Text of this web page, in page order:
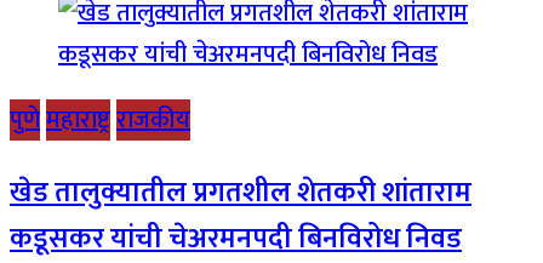
पुणेमहाराष्ट्रराजकीय
खेड तालुक्यातील प्रगतशील शेतकरी शांताराम
कडूसकर यांची चेअरमनपदी बिनविरोध निवड